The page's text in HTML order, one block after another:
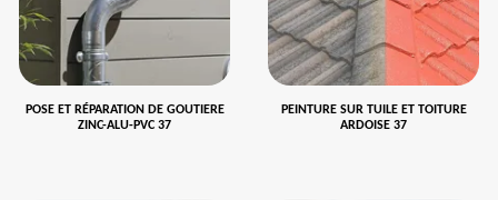
POSE ET RÉPARATION DE GOUTIERE
ZINC-ALU-PVC 37
PEINTURE SUR TUILE ET TOITURE
ARDOISE 37